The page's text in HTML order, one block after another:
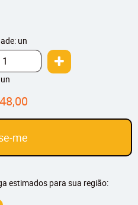
un
un
me
estimados para sua região: